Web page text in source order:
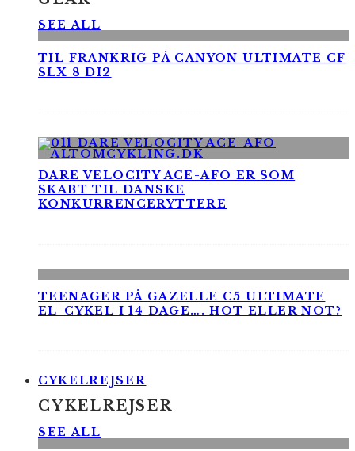
SEE ALL
TIL FRANKRIG PÅ CANYON ULTIMATE CF
SLX 8 DI2
DARE VELOCITY ACE-AFO ER SOM
SKABT TIL DANSKE
KONKURRENCERYTTERE
TEENAGER PÅ GAZELLE C5 ULTIMATE
EL-CYKEL I 14 DAGE…. HOT ELLER NOT?
CYKELREJSER
CYKELREJSER
SEE ALL